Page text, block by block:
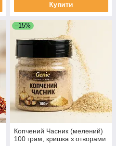
Купити
–15%
Копчений Часник (мелений)
100 грам, кришка з отворами